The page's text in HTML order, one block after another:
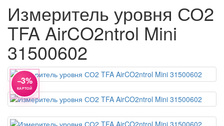
Измеритель уровня СО2
TFA AirCO2ntrol Mini
31500602
−3%
КАРТОЙ